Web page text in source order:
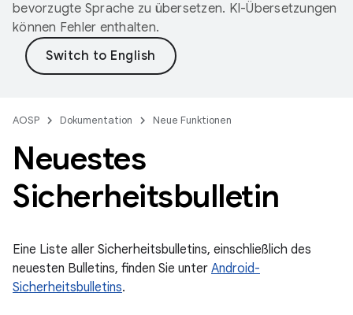
bevorzugte Sprache zu übersetzen. KI-Übersetzungen
können Fehler enthalten.
AOSP Dokumentation Neue Funktionen
Neuestes
Sicherheitsbulletin
Eine Liste aller Sicherheitsbulletins, einschließlich des
neuesten Bulletins, finden Sie unter Android-
Sicherheitsbulletins.